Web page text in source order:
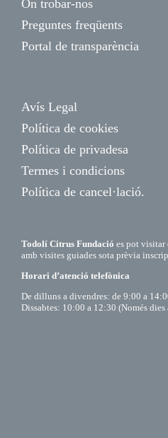
On trobar-nos
Preguntes freqüents
Portal de transparència
Avís Legal
Política de cookies
Política de privadesa
Termes i condicions
Política de cancel·lació.
Todolí Citrus Fundació es pot
amb visites guiades sota prèvia
Horari d’atenció telefònica
De dilluns a divendres: de 9:00 a
Dissabtes: 10:00 a 12:30 (Només